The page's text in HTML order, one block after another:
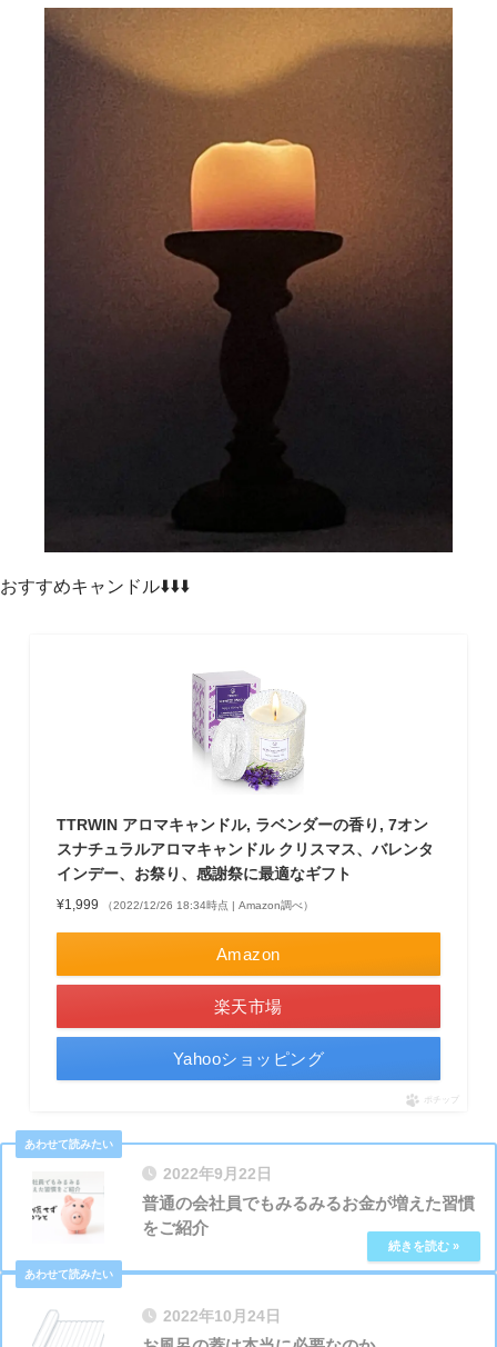
おすすめキャンドル⬇️⬇️⬇️
TTRWIN アロマキャンドル, ラベンダーの香り, 7オン
スナチュラルアロマキャンドル クリスマス、バレンタ
インデー、お祭り、感謝祭に最適なギフト
¥1,999 （2022/12/26 18:34時点 | Amazon調べ）
Amazon
楽天市場
Yahooショッピング
ポチップ
2022年9月22日
普通の会社員でもみるみるお金が増えた習慣
をご紹介
2022年10月24日